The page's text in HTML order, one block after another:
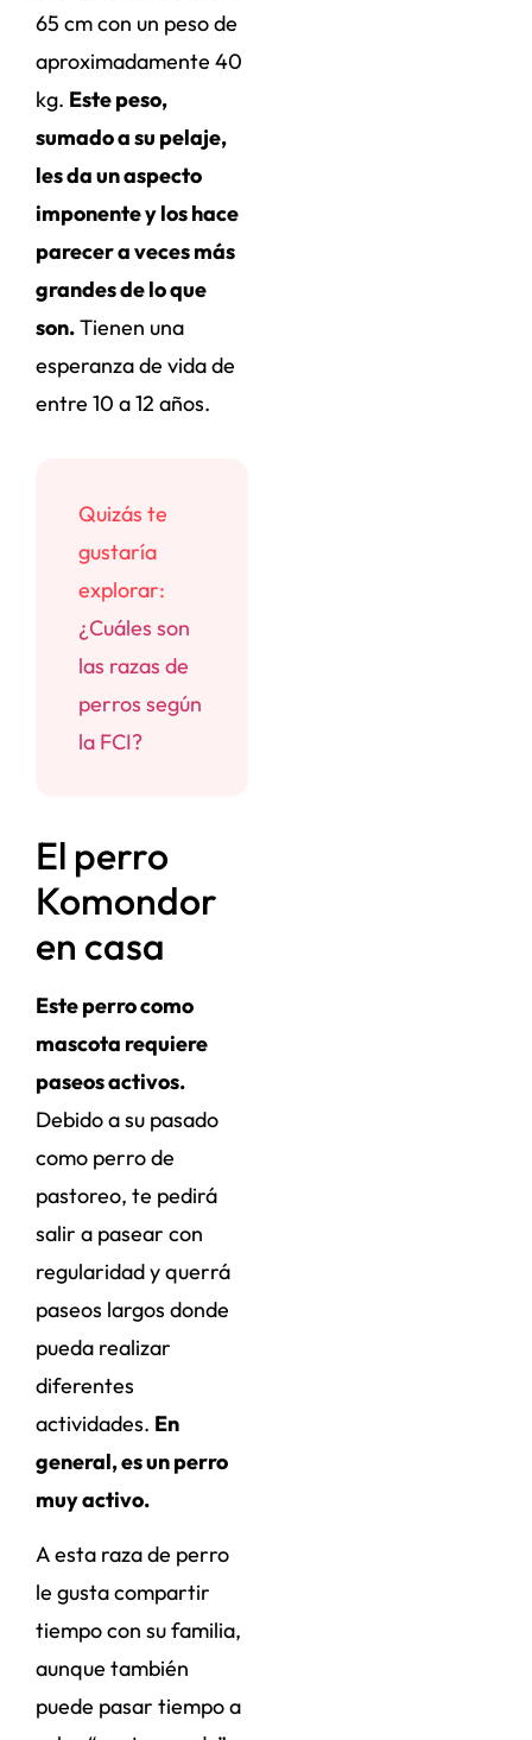
65 cm con un peso de
aproximadamente 40
kg. Este peso,
sumado a su pelaje,
les da un aspecto
imponente y los hace
parecer a veces más
grandes de lo que
son.Tienen una
esperanza de vida de
entre 10 a 12 años.
Quizás te
gustaría
explorar:
¿Cuáles son
las razas de
perros según
la FCI?
El perro
Komondor
en casa
Este perro como
mascota requiere
paseos activos.
Debido a su pasado
como perro de
pastoreo, te pedirá
salir a pasear con
regularidad y querrá
paseos largos donde
pueda realizar
diferentes
actividades. En
general, es un perro
muy activo.
A esta raza de perro
le gusta compartir
tiempo con su familia,
aunque también
puede pasar tiempo a